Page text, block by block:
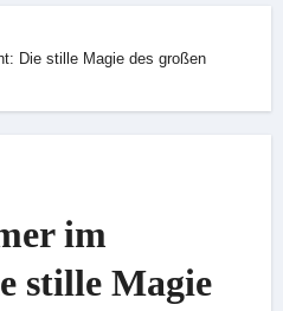
Die stille Magie des großen
im
stille Magie